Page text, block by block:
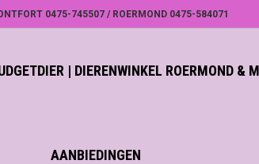
0475-745507 / ROERMOND 0475-584071
| DIERENWINKEL ROERMOND &
AANBIEDINGEN